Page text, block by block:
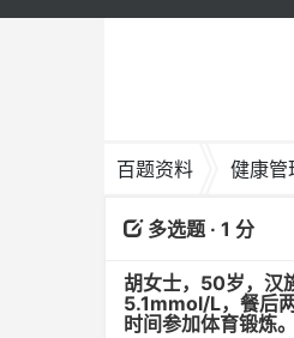
百题资料 健康管
多选题 · 1 分
胡女士，50岁，汉
5.1mmol/L，餐后
时间参加体育锻炼